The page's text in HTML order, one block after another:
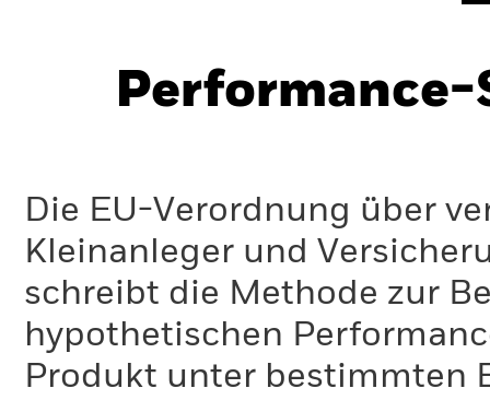
Performance-
Die EU-Verordnung über
Kleinanleger und
schreibt die Methode zur
hypothetischen
Produkt unter bestimmten